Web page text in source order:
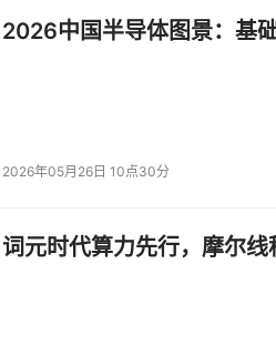
2026中国半导体图景：基
2026年05月26日 10点30分
词元时代算力先行，摩尔